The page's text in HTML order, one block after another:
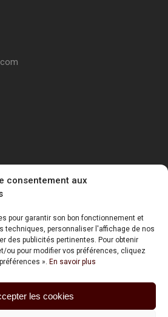
consentement aux
pour garantir son bon fonctionnement et
techniques, personnaliser l'affichage de nos
des publicités pertinentes. Pour obtenir
ou pour modifier vos préférences, cliquez
». En savoir plus
les cookies